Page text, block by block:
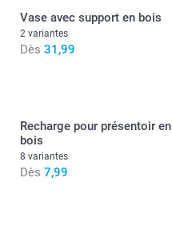
Vase avec support en bois
2 variantes
Dès 31,99
Recharge pour présentoir en
bois
8 variantes
Dès 7,99